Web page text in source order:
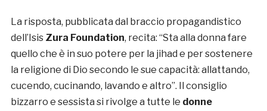
La risposta, pubblicata dal braccio propagandistico
dell’IsisZura Foundation, recita: “Sta alla donna fare
quello che è in suo potere per la jihad e per sostenere
la religione di Dio secondo le sue capacità: allattando,
cucendo, cucinando, lavando e altro”. Il consiglio
bizzarro e sessista si rivolge a tutte le donne